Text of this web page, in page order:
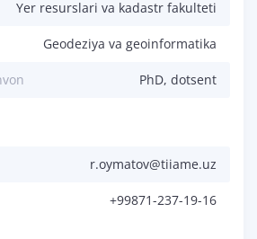
Yer resurslari va kadastr fakulteti
Geodeziya va geoinformatika
PhD, dotsent
r.oymatov@tiiame.uz
+99871-237-19-16